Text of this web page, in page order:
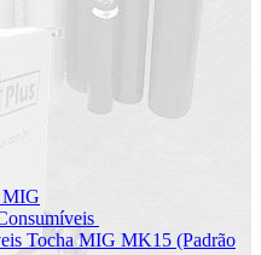
MIG
Tocha MIG MK15 (Padrão